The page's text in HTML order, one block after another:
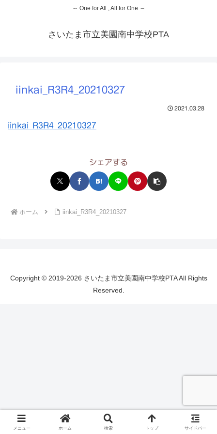
～ One for All , All for One ～
さいたま市立美園南中学校PTA
iinkai_R3R4_20210327
2021.03.28
iinkai_R3R4_20210327
シェアする
ホーム iinkai_R3R4_20210327
Copyright © 2019-2026 さいたま市立美園南中学校PTA All Rights
Reserved.
メニュー ホーム 検索 トップ サイドバー